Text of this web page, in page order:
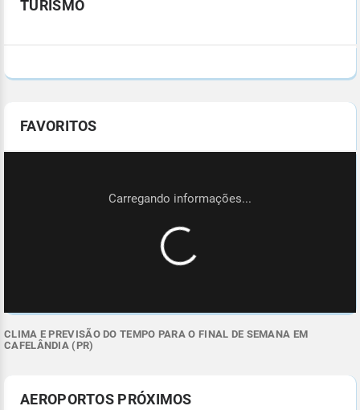
TURISMO
FAVORITOS
CLIMA E PREVISÃO DO TEMPO PARA O FINAL DE SEMANA EM
CAFELÂNDIA (PR)
AEROPORTOS PRÓXIMOS